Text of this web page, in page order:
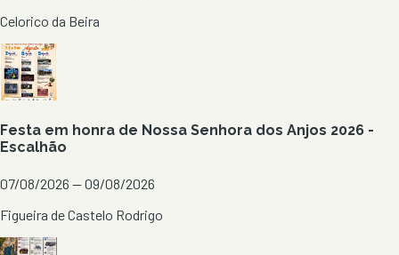
Celorico da Beira
Festa em honra de Nossa Senhora dos Anjos 2026 -
Escalhão
07/08/2026 — 09/08/2026
Figueira de Castelo Rodrigo